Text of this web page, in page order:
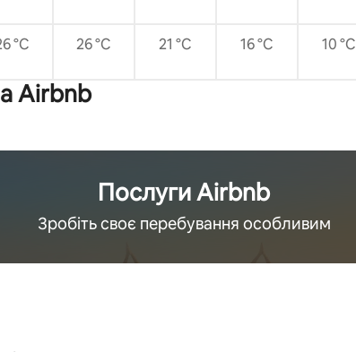
°C 26 °C 21 °C 16 °C 10 °C
Airbnb
Послуги Airbnb
Зробіть своє перебування особливим